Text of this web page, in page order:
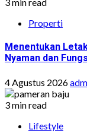
Properti
Menentukan
Nyaman dan
4 Agustus 2026
3 min read
Lifestyle